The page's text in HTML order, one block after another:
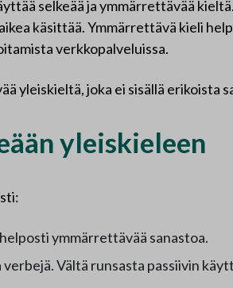
selkeää ja ymmärrettävää
käsittää. Ymmärrettävä kieli
verkkopalveluissa.
yleiskieltä, joka ei sisällä erikoista
yleiskieleen
ymmärrettävää sanastoa.
Vältä runsasta passiivin